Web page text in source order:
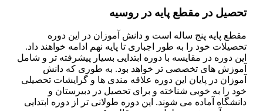
تحصیل در مقطع پایه در روسیه
مقطع پایه پنج ساله است و دانش آموزان در این دوره
تحصیلات خود را به طور اجباری تا پایه نهم ادامه خواهند داد.
این دوره در مقایسه با دوره ابتدایی بسیار پیشرفته تر و شامل
آموزش های تخصصی تر خواهد بود. به طوری که دانش
آموزان در پایان این دوره علاقه مندی ها و گرایشات تحصیلی
خود را به خوبی شناخته و برای تحصیل در دبیرستان و
دانشگاه آماده می شوند. این دوره طولانی تر از دوره ابتدایی